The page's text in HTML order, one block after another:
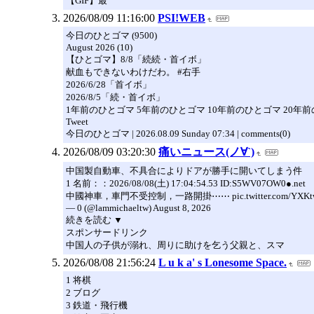
2026/08/09 11:16:00 PSI!WEB
今日のひとゴマ (9500)
August 2026 (10)
【ひとゴマ】8/8「続続・首イボ」
献血もできないわけだわ。 #右手
2026/6/28「首イボ」
2026/8/5「続・首イボ」
1年前のひとゴマ 5年前のひとゴマ 10年前のひとゴマ 20年前
Tweet
今日のひとゴマ | 2026.08.09 Sunday 07:34 | comments(0)
2026/08/09 03:20:30 痛いニュース(ノ∀`)
中国製自動車、不具合によりドアが勝手に開いてしまう件
1 名前：：2026/08/08(土) 17:04:54.53 ID:S5WV07OW0●.net
中國神車，車門不受控制，一路開掛⋯⋯ pic.twitter.com/
— 0 (@lammichaeltw) August 8, 2026
続きを読む ▼
スポンサードリンク
中国人の子供が溺れ、周りに助けを乞う父親と、スマ
2026/08/08 21:56:24 L u k a' s Lonesome Space.
1 将棋
2 ブログ
3 鉄道・飛行機